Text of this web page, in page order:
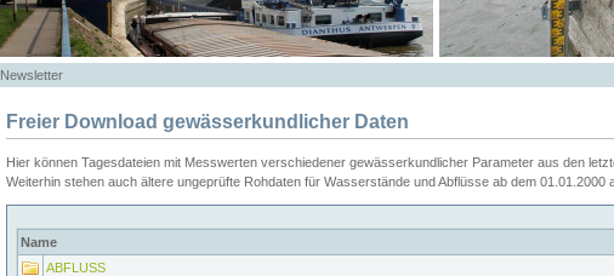
Newsletter
Freier Download gewässerkundlicher Daten
Hier können Tagesdateien mit Messwerten verschiedener gewässerkundlicher Parameter aus den
Weiterhin stehen auch ältere ungeprüfte Rohdaten für Wasserstände und Abflüsse ab dem 01.01.2000
Name
ABFLUSS